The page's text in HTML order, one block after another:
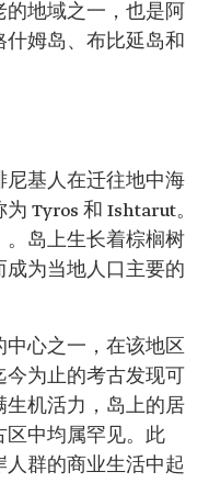
地域之一，也是阿
姆岛、布比延岛和
基人在迁往地中海
Tyros 和 Ishtarut。
岛上生长着棕榈树
为当地人口主要的
心之一，在该地区
为止的考古发现可
生机活力，岛上的居
区中均属罕见。此
群的商业生活中起